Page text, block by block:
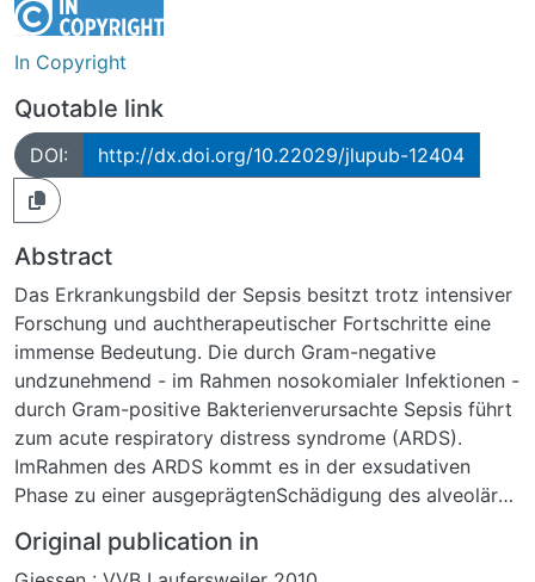
In Copyright
Quotable link
DOI: http://dx.doi.org/10.22029/jlupub-12404
Abstract
Das Erkrankungsbild der Sepsis besitzt trotz intensiver
Forschung und auchtherapeutischer Fortschritte eine
immense Bedeutung. Die durch Gram-negative
undzunehmend - im Rahmen nosokomialer Infektionen -
durch Gram-positive Bakterienverursachte Sepsis führt
zum acute respiratory distress syndrome (ARDS).
ImRahmen des ARDS kommt es in der exsudativen
Phase zu einer ausgeprägtenSchädigung des alveolären
zumEinstrom von Flüssigkeit, Proteinen,
Original publication in